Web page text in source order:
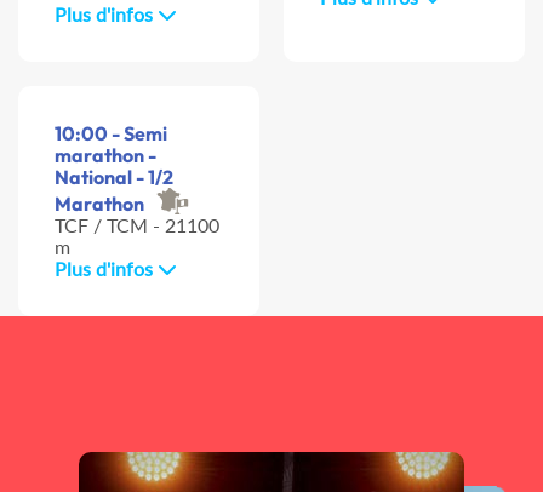
Plus d'infos
10:00 - Semi
marathon -
National - 1/2
Marathon
TCF / TCM - 21100
m
Plus d'infos